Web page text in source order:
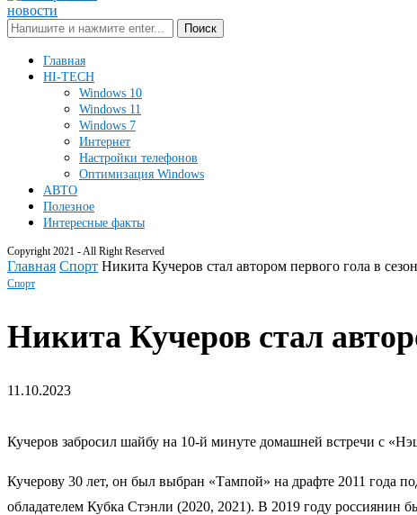
Поиск
Главная
HI-TECH
Windows 10
Windows 11
Windows 7
Интернет
Настройки телефонов
Оптимизация Windows
АВТО
Полезное
Интересные факты
Copyright 2021 - All Right Reserved
Главная Спорт Никита Кучеров стал автором первого гола в
Спорт
Никита Кучеров стал
11.10.2023
Кучеров забросил шайбу на 10-й минуте домашней встречи с
Кучерову 30 лет, он был выбран «Тампой» на драфте 2011 года
обладателем Кубка Стэнли (2020, 2021). В 2019 году россиянин